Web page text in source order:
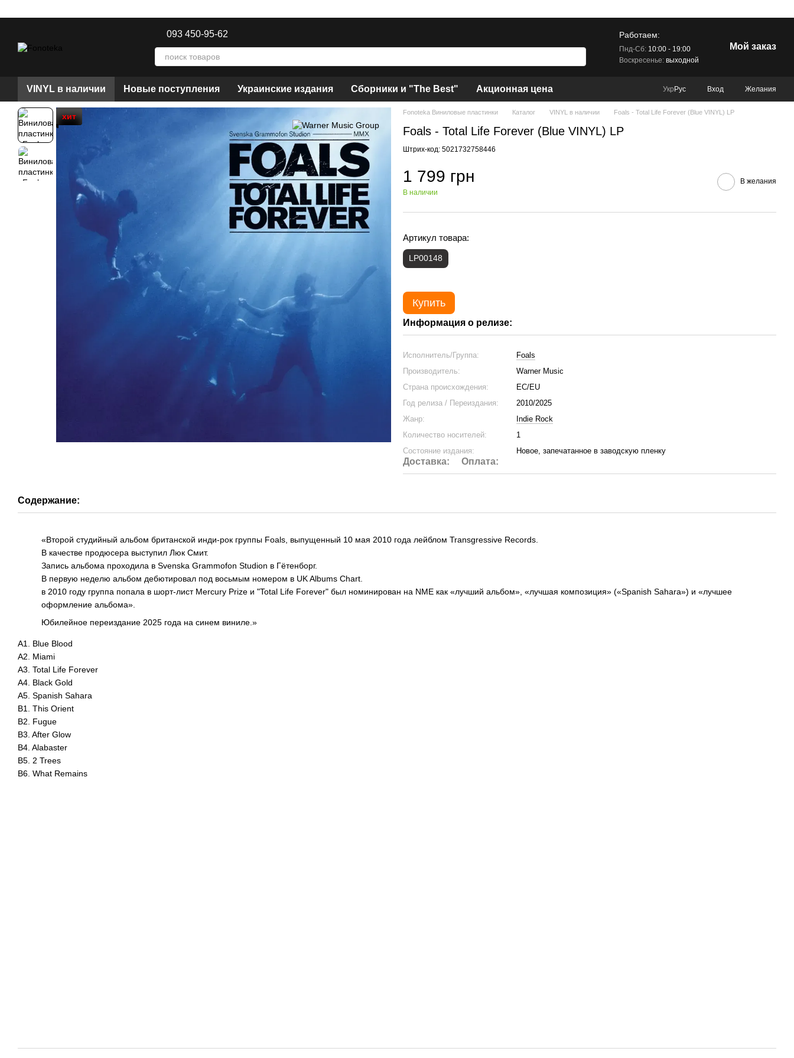
093 450-95-62 Работаем:
Пнд-Сб:10:00 - 19:00
Воскресенье:выходной
Мой заказ
VINYL в наличии Новые поступления Украинские издания Сборники и "The Best" Акционная цена Укр Рус Вход Желания
хит Fonoteka Виниловые пластинки Каталог VINYL в наличии Foals - Total Life Forever (Blue VINYL) LP
Foals - Total Life Forever (Blue VINYL) LP
Штрих-код: 5021732758446
1 799 грн
В наличии
В желания
Артикул товара:
LP00148
Купить
Информация о релизе:
Исполнитель/Группа:
Foals
Производитель:
Warner Music
Страна происхождения:
ЕС/EU
Год релиза / Переиздания:
2010/2025
Жанр:
Indie Rock
Количество носителей:
1
Состояние издания:
Новое, запечатанное в заводскую пленку
Доставка: Оплата:
Содержание:
«Второй студийный альбом британской инди-рок группы Foals, выпущенный 10 мая 2010 года лейблом Transgressive Records.
В качестве продюсера выступил Люк Смит.
Запись альбома проходила в Svenska Grammofon Studion в Гётенборг.
В первую неделю альбом дебютировал под восьмым номером в UK Albums Chart.
в 2010 году группа попала в шорт-лист Mercury Prize и "Total Life Forever" был номинирован на NME как «лучший альбом», «лучшая композиция» («Spanish Sahara») и «лучшее
оформление альбома».
Юбилейное переиздание 2025 года на синем виниле.»
A1. Blue Blood
A2. Miami
A3. Total Life Forever
A4. Black Gold
A5. Spanish Sahara
B1. This Orient
B2. Fugue
B3. After Glow
B4. Alabaster
B5. 2 Trees
B6. What Remains